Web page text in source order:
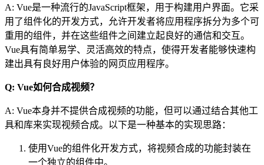
A: Vue是一种流行的JavaScript框架，用于构建用户界面。它采
用了组件化的开发方式，允许开发者将应用程序拆分为多个可
重用的组件，并在这些组件之间建立起良好的通信和交互。
Vue具有简单易学、灵活高效的特点，使得开发者能够快速构
建出具有良好用户体验的网页应用程序。
Q: Vue如何合成视频？
A: Vue本身并不提供合成视频的功能，但可以通过结合其他工
具和库来实现视频合成。以下是一种基本的实现思路：
使用Vue的组件化开发方式，将视频合成的功能封装在
一个独立的组件中。